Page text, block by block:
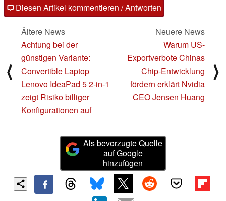
Diesen Artikel kommentieren / Antworten
⟨
Ältere News
Achtung bei der
günstigen Variante:
Convertible Laptop
Lenovo IdeaPad 5 2-in-1
zeigt Risiko billiger
Konfigurationen auf
Neuere News
Warum US-
Exportverbote Chinas
Chip-Entwicklung
fördern erklärt Nvidia
CEO Jensen Huang
⟩
Als bevorzugte Quelle
auf Google
hinzufügen